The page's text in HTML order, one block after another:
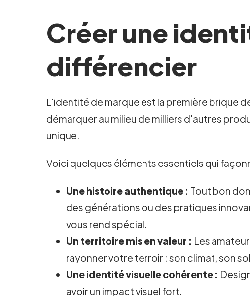
Créer une
différencier
L'identité de marque est la première brique
démarquer au milieu de milliers d'autres
unique.
Voici quelques éléments essentiels qui
Une histoire authentique : Tout bon
des générations ou des pratiques
vous rend spécial.
Un territoire mis en valeur : Les
rayonner votre terroir : son climat, son
Une identité visuelle cohérente :
avoir un impact visuel fort.